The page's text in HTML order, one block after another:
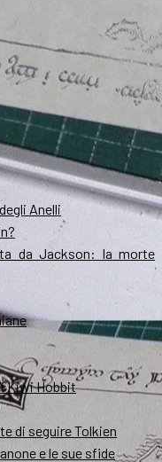
Anelli
da Jackson: la morte
Kiwi Hobbit
di seguire Tolkien
e le sue sfide